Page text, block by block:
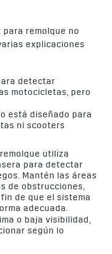
para remolque no
explicaciones
detectar
motocicletas, pero
está diseñado para
ni scooters
utiliza
para detectar
Mantén las áreas
de obstrucciones,
de que el sistema
adecuada.
o baja visibilidad,
según lo